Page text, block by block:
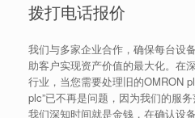
拨打电话报价
我们与多家企业合作，确保每台设
助客户实现资产价值的最大化。在
行业，当您需要处理旧的OMRON
plc”已不再是问题，因为我们的服务
我们深知时间就是金钱，在确认设